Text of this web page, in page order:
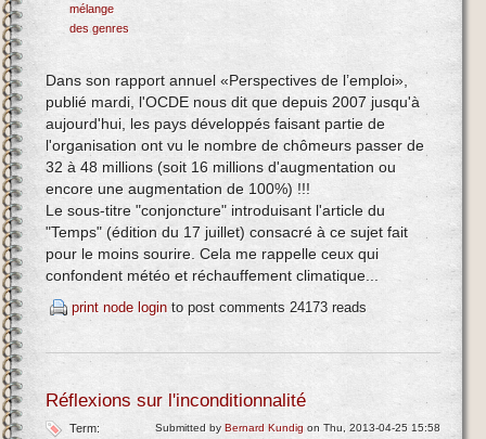
mélange
des genres
Dans son rapport annuel «Perspectives de l’emploi»,
publié mardi, l'OCDE nous dit que depuis 2007 jusqu'à
aujourd'hui, les pays développés faisant partie de
l'organisation ont vu le nombre de chômeurs passer de
32 à 48 millions (soit 16 millions d'augmentation ou
encore une augmentation de 100%) !!!
Le sous-titre "conjoncture" introduisant l'article du
"Temps" (édition du 17 juillet) consacré à ce sujet fait
pour le moins sourire. Cela me rappelle ceux qui
confondent météo et réchauffement climatique...
print node login to post comments 24173 reads
Réflexions sur l'inconditionnalité
Submitted by Bernard Kundig on Thu, 2013-04-25 15:58
Term: